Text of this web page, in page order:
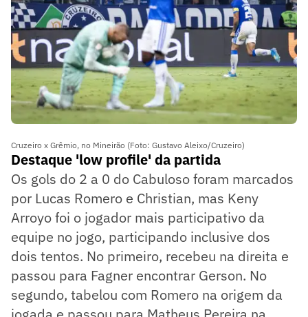
Cruzeiro x Grêmio, no Mineirão (Foto: Gustavo Aleixo/Cruzeiro)
Destaque 'low profile' da partida
Os gols do 2 a 0 do Cabuloso foram marcados
por Lucas Romero e Christian, mas Keny
Arroyo foi o jogador mais participativo da
equipe no jogo, participando inclusive dos
dois tentos. No primeiro, recebeu na direita e
passou para Fagner encontrar Gerson. No
segundo, tabelou com Romero na origem da